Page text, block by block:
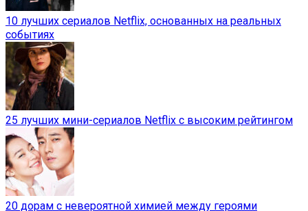
10 лучших сериалов Netflix, основанных на реальных
событиях
25 лучших мини-сериалов Netflix с высоким рейтингом
20 дорам с невероятной химией между героями